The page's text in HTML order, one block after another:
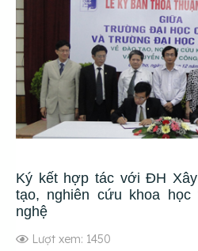
Ký kết hợp tác với ĐH
tạo, nghiên cứu khoa học
nghệ
Lượt xem: 1450